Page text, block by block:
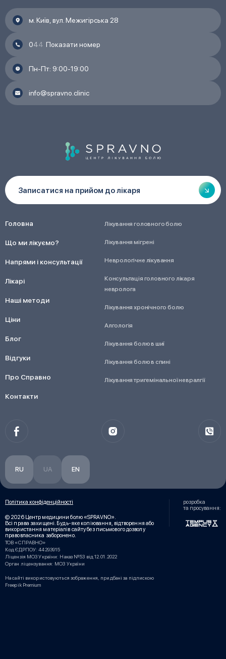
м. Київ, вул. Межигірська 28
044 Показати номер
Пн-Пт: 9:00-19:00
info@spravno.clinic
Записатися на прийом до лікаря
Політика конфіденційності
Головна
Що ми лікуємо?
Напрями і консультації
Лікарі
Наші методи
Ціни
Блог
Відгуки
Про Справно
Контакти
Лікування головного болю
Лікування мігрені
Неврологічне лікування
Консультація головного лікаря
невролога
Лікування хронічного болю
Алгологія
Лікування болю в шиї
Лікування болю в спині
Лікування тригемінальної невралгії
RU UA EN
© 2026 Центр медицини болю «SPRAVNO».
Всі права захищені. Будь-яке копіювання, відтворення або
використання матеріалів сайту без письмового дозволу
правовласника заборонено.
ТОВ «СПРАВНО»
Код ЄДРПОУ: 44293915
Ліцензія МОЗ України: Наказ №53 від 12.01.2022
Орган ліцензування: МОЗ України
На сайті використовуються зображення, придбані за підпискою
Freepik Premium
розробка
та просування: